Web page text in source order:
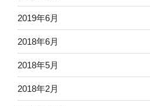
2019年6月
2018年6月
2018年5月
2018年2月